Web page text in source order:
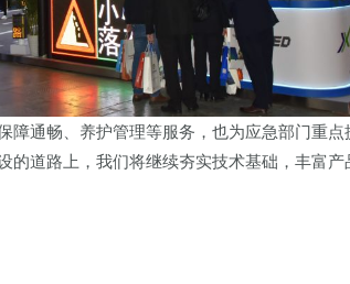
通畅、养护管理等服务，也为应急部门重
道路上，我们将继续夯实技术基础，丰富